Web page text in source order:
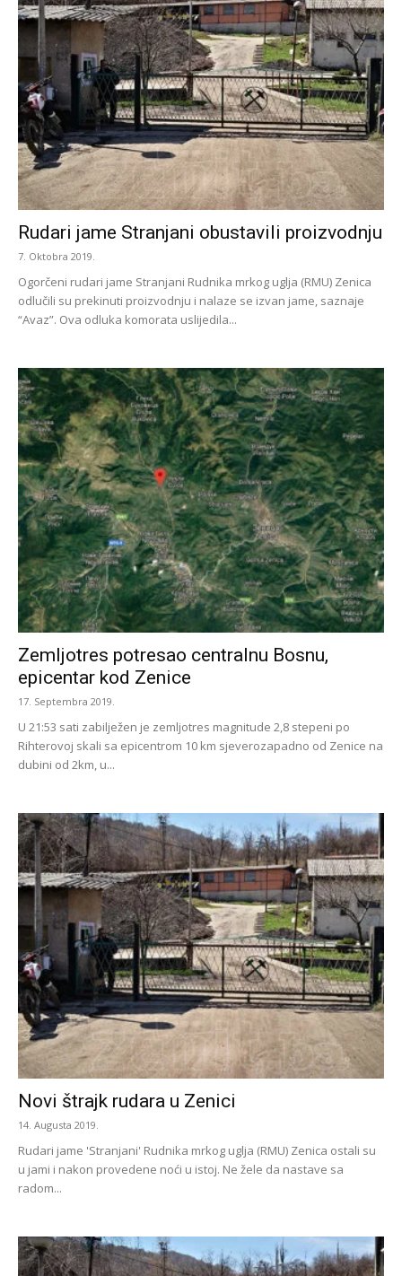
Rudari jame Stranjani obustavili proizvodnju
7. Oktobra 2019.
Ogorčeni rudari jame Stranjani Rudnika mrkog uglja (RMU) Zenica
odlučili su prekinuti proizvodnju i nalaze se izvan jame, saznaje
“Avaz”. Ova odluka komorata uslijedila...
Zemljotres potresao centralnu Bosnu,
epicentar kod Zenice
17. Septembra 2019.
U 21:53 sati zabilježen je zemljotres magnitude 2,8 stepeni po
Rihterovoj skali sa epicentrom 10 km sjeverozapadno od Zenice na
dubini od 2km, u...
Novi štrajk rudara u Zenici
14. Augusta 2019.
Rudari jame 'Stranjani' Rudnika mrkog uglja (RMU) Zenica ostali su
u jami i nakon provedene noći u istoj. Ne žele da nastave sa
radom...